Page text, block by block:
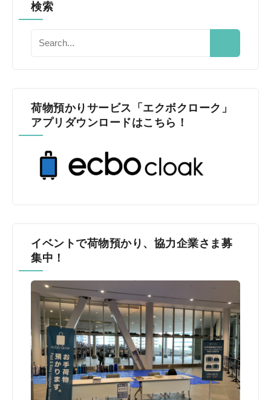
検索
荷物預かりサービス「エクボクローク」
アプリダウンロードはこちら！
イベントで荷物預かり、協力企業さま募
集中！